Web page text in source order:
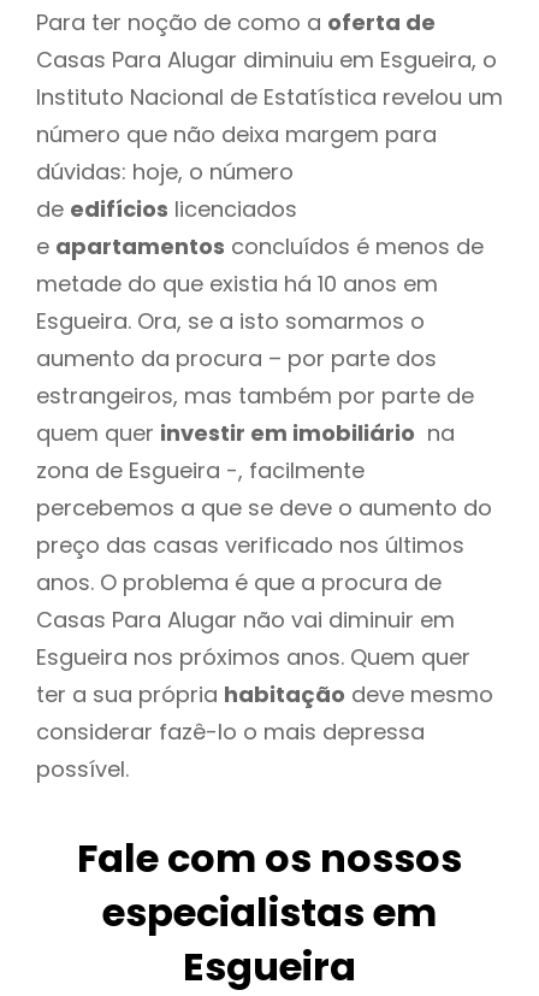
Para ter noção de como a oferta de
Casas Para Alugar diminuiu em Esgueira, o
Instituto Nacional de Estatística revelou um
número que não deixa margem para
dúvidas: hoje, o número
de edifícios licenciados
e apartamentos concluídos é menos de
metade do que existia há 10 anos em
Esgueira. Ora, se a isto somarmos o
aumento da procura – por parte dos
estrangeiros, mas também por parte de
quem quer investir em imobiliário na
zona de Esgueira -, facilmente
percebemos a que se deve o aumento do
preço das casas verificado nos últimos
anos. O problema é que a procura de
Casas Para Alugar não vai diminuir em
Esgueira nos próximos anos. Quem quer
ter a sua própria habitação deve mesmo
considerar fazê-lo o mais depressa
possível.
Fale com os nossos
especialistas em
Esgueira